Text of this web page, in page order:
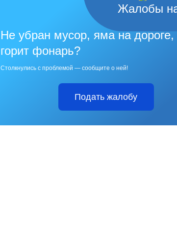
Жалобы
Не убран мусор, яма на дороге,
горит фонарь?
Столкнулись с проблемой — сообщите о ней!
Подать жалобу